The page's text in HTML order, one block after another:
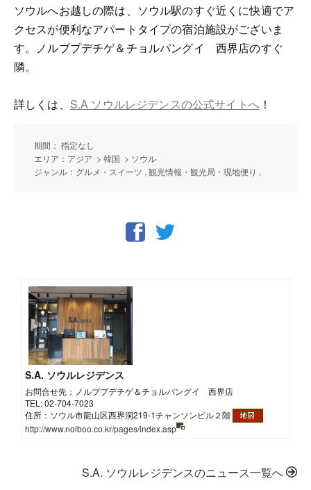
ソウルへお越しの際は、ソウル駅のすぐ近くに快適でア
クセスが便利なアパートタイプの宿泊施設がございま
す。ノルブプデチゲ＆チョルパングイ 西界店のすぐ
隣。
詳しくは、 S.A ソウルレジデンスの公式サイトへ！
期間： 指定なし
エリア：アジア > 韓国 > ソウル
ジャンル：グルメ・スイーツ , 観光情報・観光局・現地便り ,
S.A. ソウルレジデンス
お問合せ先：ノルブプデチゲ＆チョルパングイ 西界店
TEL: 02-704-7023
住所：ソウル市龍山区西界洞219-1チャンソンビル２階
http://www.nolboo.co.kr/pages/index.asp
S.A. ソウルレジデンスのニュース一覧へ